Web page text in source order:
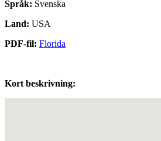
Språk: Svenska
Land: USA
PDF-fil: Florida
Kort beskrivning: